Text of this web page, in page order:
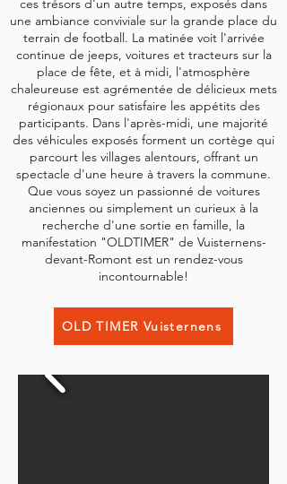
ces trésors d'un autre temps, exposés dans
une ambiance conviviale sur la grande place du
terrain de football. La matinée voit l'arrivée
continue de jeeps, voitures et tracteurs sur la
place de fête, et à midi, l'atmosphère
chaleureuse est agrémentée de délicieux mets
régionaux pour satisfaire les appétits des
participants. Dans l'après-midi, une majorité
des véhicules exposés forment un cortège qui
parcourt les villages alentours, offrant un
spectacle d'une heure à travers la commune.
Que vous soyez un passionné de voitures
anciennes ou simplement un curieux à la
recherche d'une sortie en famille, la
manifestation "OLDTIMER" de Vuisternens-
devant-Romont est un rendez-vous
incontournable!
OLD TIMER Vuisternens